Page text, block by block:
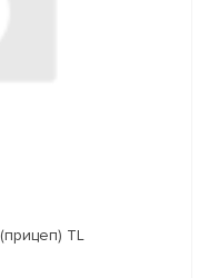
Шина 215/75 R17,5 <КАМА> NT 202, (прицеп) TL